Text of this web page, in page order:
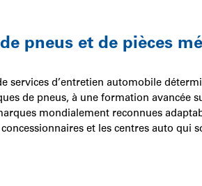
pneus et de pièces
services d’entretien automobile
de pneus, à une formation avancée
mondialement reconnues
et les centres auto qui